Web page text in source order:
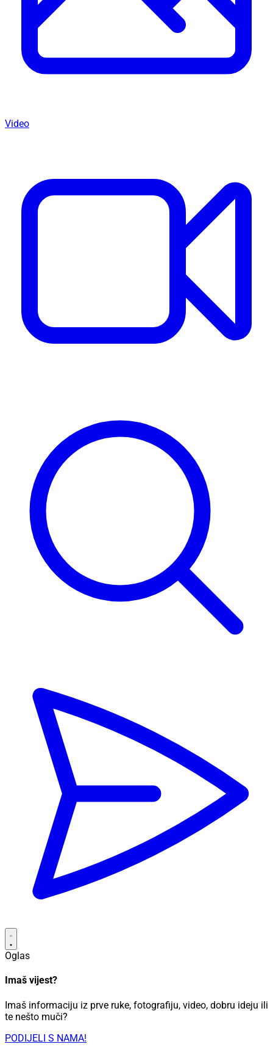
Video
Oglas
Imaš vijest?
Imaš informaciju iz prve ruke, fotografiju, video, dobru ideju ili
te nešto muči?
PODIJELI S NAMA!